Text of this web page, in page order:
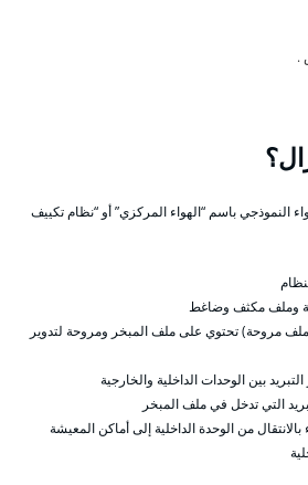
.
النموذجي باسم “الهواء المركزي” أو “نظام تكييف
ملف مروحة) تحتوي على ملف المبخر ومروحة لتدوير
من الوحدة الداخلية إلى أماكن المعيشة